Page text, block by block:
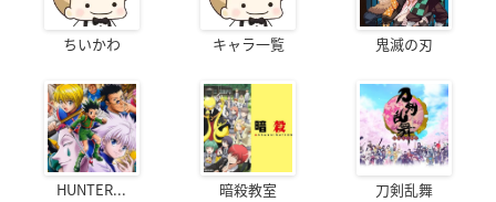
ちいかわ キャラ一覧 鬼滅の刃
HUNTER... 暗殺教室 刀剣乱舞